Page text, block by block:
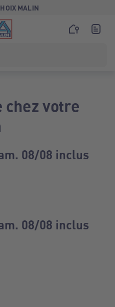
MALIN
chez votre
08/08 inclus
08/08 inclus